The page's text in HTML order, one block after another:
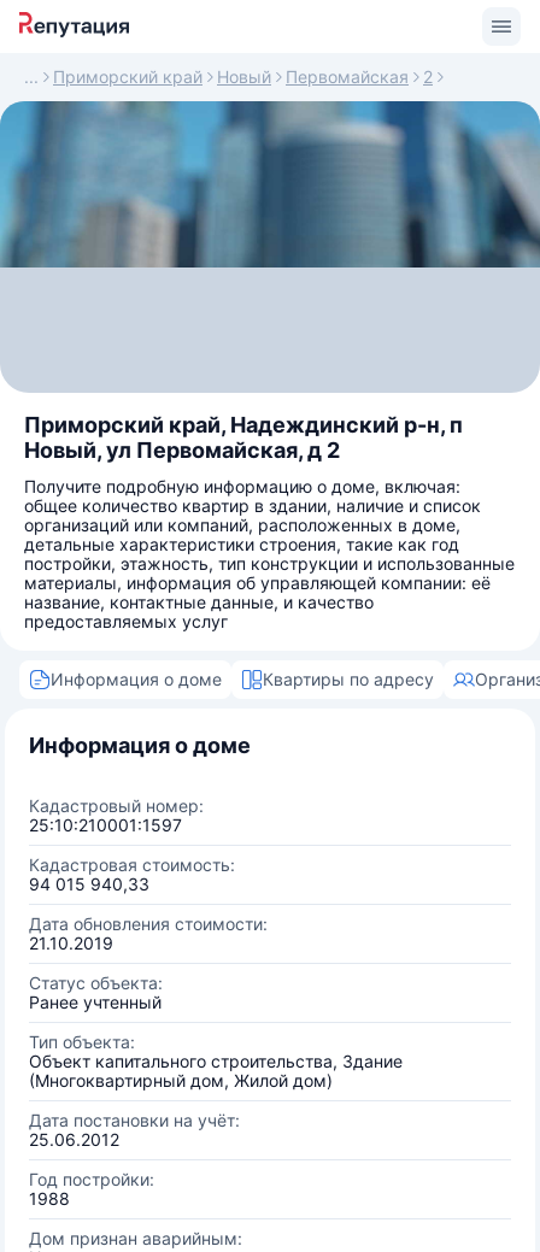
Приморский край Новый Первомайская 2
Приморский край, Надеждинский р-н, п
Новый, ул Первомайская, д 2
Получите подробную информацию о доме, включая:
общее количество квартир в здании, наличие и список
организаций или компаний, расположенных в доме,
детальные характеристики строения, такие как год
постройки, этажность, тип конструкции и использованные
материалы, информация об управляющей компании: её
название, контактные данные, и качество
предоставляемых услуг
Информация о доме Квартиры по адресу
Информация о доме
Кадастровый номер:
25:10:210001:1597
Кадастровая стоимость:
94 015 940,33
Дата обновления стоимости:
21.10.2019
Статус объекта:
Ранее учтенный
Тип объекта:
Объект капитального строительства, Здание
(Многоквартирный дом, Жилой дом)
Дата постановки на учёт:
25.06.2012
Год постройки:
1988
Дом признан аварийным: